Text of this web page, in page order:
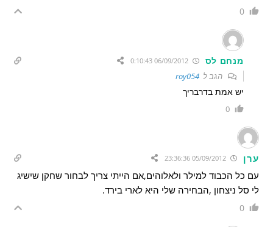
0
מנחם לס 06/09/2012 0:10:43
הגב לroy054
יש אמת בדרבריך
0
ערן
עם כל הכבוד למילר ולאלוהים,אם הייתי צריך לבחור שחקן שישיג
לי סל ניצחון ,הבחירה שלי היא לארי בירד.
0